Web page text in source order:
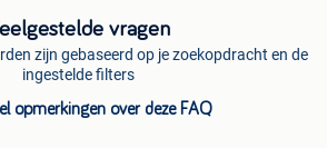
vragen
zijn gebaseerd op je zoekopdracht en de
ingestelde filters
opmerkingen over deze FAQ